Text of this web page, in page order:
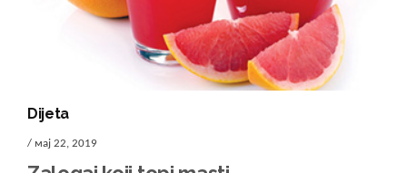
Dijeta
/ мај 22, 2019